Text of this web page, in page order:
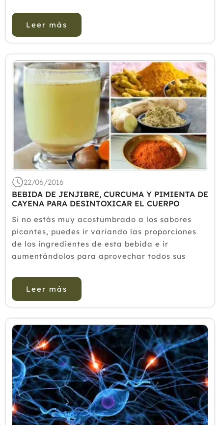
CircadianosLa melatonina es una hormona que
nuestro organismo segrega de forma ...
Leer más
22/06/2016
BEBIDA DE JENJIBRE, CURCUMA Y PIMIENTA DE
CAYENA PARA DESINTOXICAR EL CUERPO
Si no estás muy acostumbrado a los sabores
picantes, puedes ir variando las proporciones
de los ingredientes de esta bebida e ir
aumentándolos para aprovechar todos sus
proceso que permite eliminar el exceso de
sustancias tóxicas presentes en la s...
Leer más